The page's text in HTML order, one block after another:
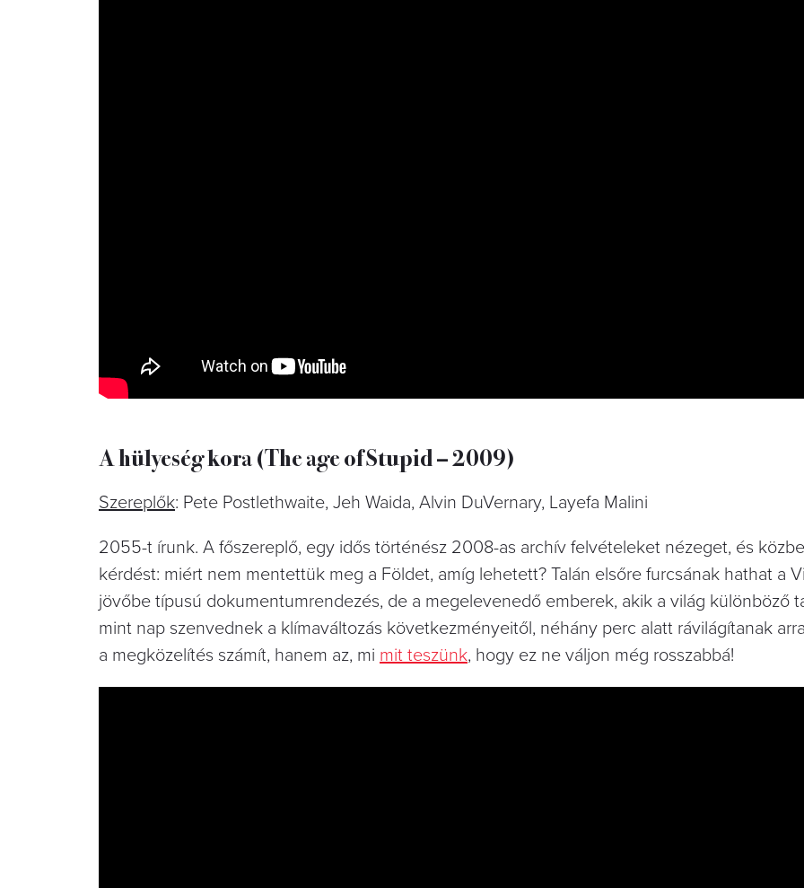
A hülyeség kora (The age of Stupid – 2009)
Szereplők: Pete Postlethwaite, Jeh Waida, Alvin DuVernary, Layefa Malini
2055-t írunk. A főszereplő, egy idős történész 2008-as archív felvételeket nézeget, és
kérdést: miért nem mentettük meg a Földet, amíg lehetett? Talán elsőre furcsának hathat a
jövőbe típusú dokumentumrendezés, de a megelevenedő emberek, akik a világ különböző
mint nap szenvednek a klímaváltozás következményeitől, néhány perc alatt rávilágítanak
a megközelítés számít, hanem az, mi mit teszünk, hogy ez ne váljon még rosszabbá!